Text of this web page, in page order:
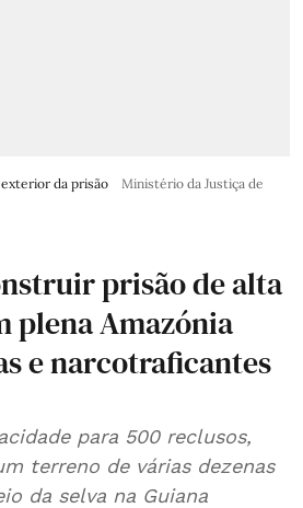
da prisão
Ministério da Justiça de
prisão de alta
plena Amazónia
e narcotraficantes
para 500 reclusos,
terreno de várias dezenas
da selva na Guiana